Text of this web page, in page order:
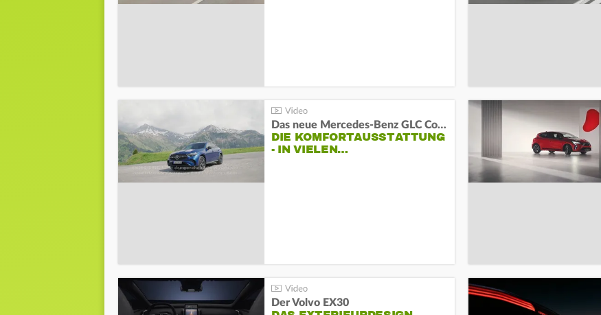
Das neue Mercedes-Benz GLC Coupé
DIE KOMFORTAUSSTATTUNG
- IN VIELEN…
Der Volvo EX30